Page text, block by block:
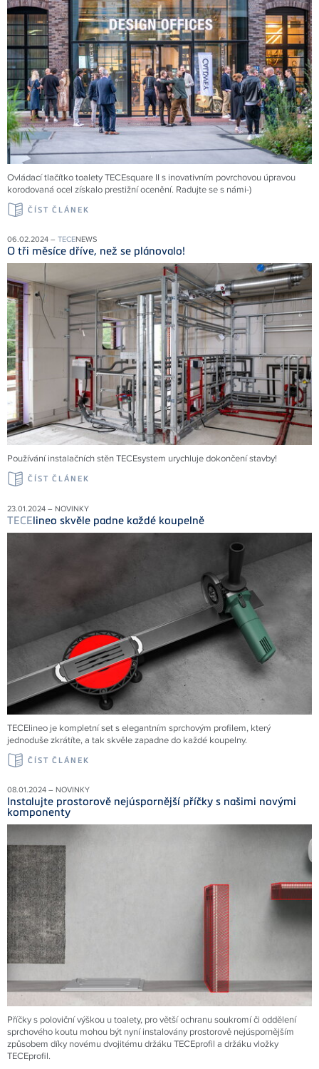
Ovládací tlačítko toalety TECEsquare II s inovativním povrchovou úpravou
korodovaná ocel získalo prestižní ocenění. Radujte se s námi-)
ČÍST ČLÁNEK
06.02.2024 – TECENEWS
O tři měsíce dříve, než se plánovalo!
Používání instalačních stěn TECEsystem urychluje dokončení stavby!
ČÍST ČLÁNEK
23.01.2024 – NOVINKY
TECElineo skvěle padne každé koupelně
TECElineo je kompletní set s elegantním sprchovým profilem, který
jednoduše zkrátíte, a tak skvěle zapadne do každé koupelny.
ČÍST ČLÁNEK
08.01.2024 – NOVINKY
Instalujte prostorově nejúspornější příčky s našimi novými
komponenty
Příčky s poloviční výškou u toalety, pro větší ochranu soukromí či oddělení
sprchového koutu mohou být nyní instalovány prostorově nejúspornějším
způsobem díky novému dvojitému držáku TECEprofil a držáku vložky
TECEprofil.